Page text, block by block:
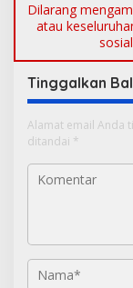
Dilarang
atau
Tinggalkan
Alamat email Anda
ditandai *